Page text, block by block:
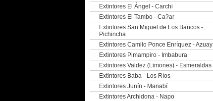
Extintores El Ángel - Carchi
Extintores El Tambo - Ca?ar
Extintores San Miguel de Los Bancos -
Pichincha
Extintores Camilo Ponce Enríquez - Azuay
Extintores Pimampiro - Imbabura
Extintores Valdez (Limones) - Esmeraldas
Extintores Baba - Los Ríos
Extintores Junín - Manabí
Extintores Archidona - Napo